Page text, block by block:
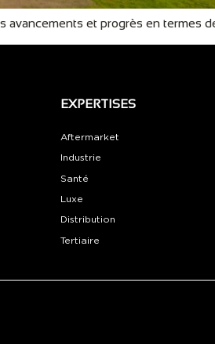
et progrès en termes
EXPERTISES
Aftermarket
Industrie
Santé
Luxe
Distribution
Tertiaire